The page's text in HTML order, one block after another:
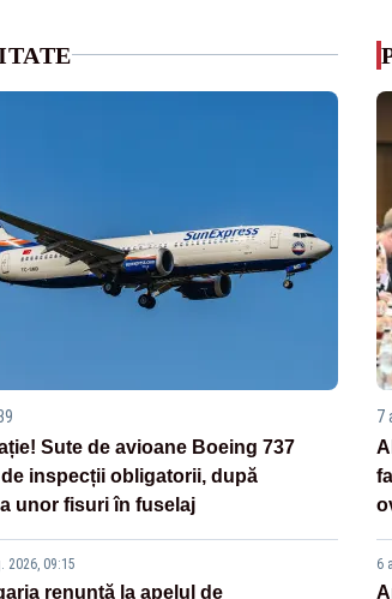
Sute de avioane Boeing 737
de inspecții obligatorii, după
unor fisuri în fuselaj
2026, 09:15
renunță la apelul de
7
6